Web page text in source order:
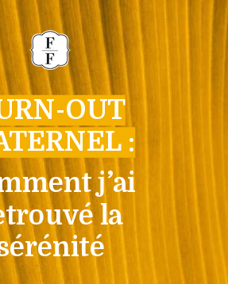
OUT
:
j’ai
la